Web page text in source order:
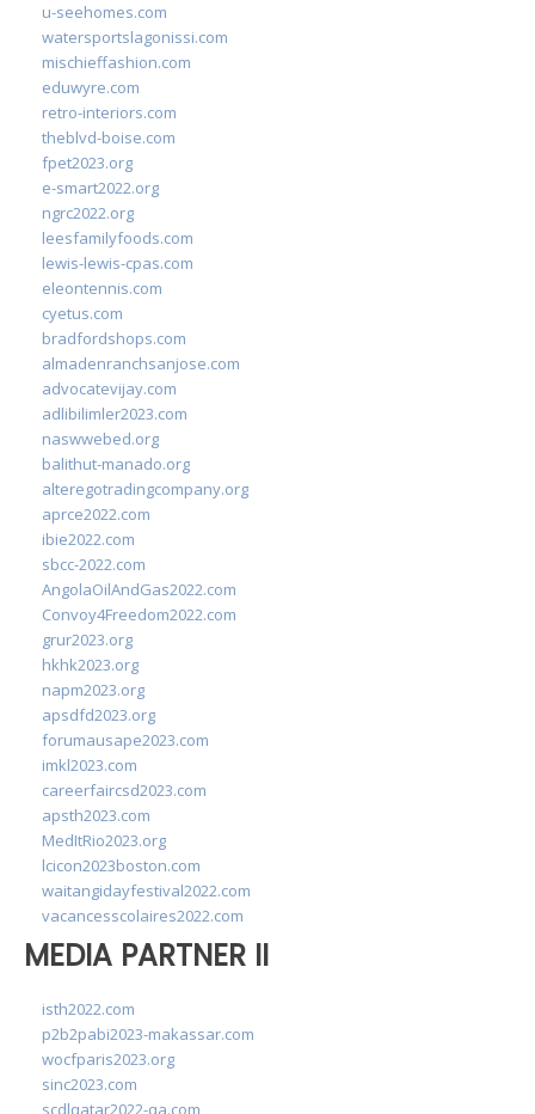
u-seehomes.com
watersportslagonissi.com
mischieffashion.com
eduwyre.com
retro-interiors.com
theblvd-boise.com
fpet2023.org
e-smart2022.org
ngrc2022.org
leesfamilyfoods.com
lewis-lewis-cpas.com
eleontennis.com
cyetus.com
bradfordshops.com
almadenranchsanjose.com
advocatevijay.com
adlibilimler2023.com
naswwebed.org
balithut-manado.org
alteregotradingcompany.org
aprce2022.com
ibie2022.com
sbcc-2022.com
AngolaOilAndGas2022.com
Convoy4Freedom2022.com
grur2023.org
hkhk2023.org
napm2023.org
apsdfd2023.org
forumausape2023.com
imkl2023.com
careerfaircsd2023.com
apsth2023.com
MedItRio2023.org
lcicon2023boston.com
waitangidayfestival2022.com
vacancesscolaires2022.com
MEDIA PARTNER II
isth2022.com
p2b2pabi2023-makassar.com
wocfparis2023.org
sinc2023.com
scdlqatar2022-qa.com